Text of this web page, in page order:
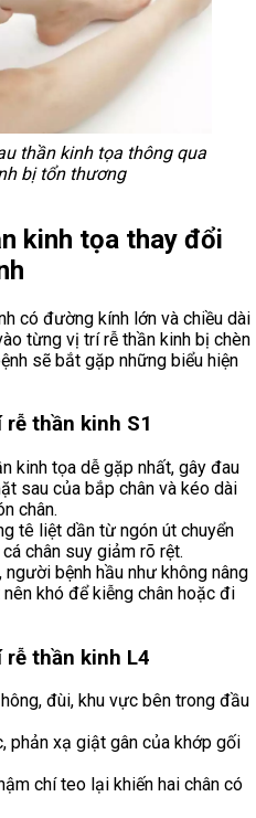
thần kinh tọa thông qua
bị tổn thương
kinh tọa thay đổi
có đường kính lớn và chiều dài
từng vị trí rễ thần kinh bị chèn
sẽ bắt gặp những biểu hiện
thần kinh S1
kinh tọa dễ gặp nhất, gây đau
sau của bắp chân và kéo dài
chân.
tê liệt dần từ ngón út chuyển
chân suy giảm rõ rệt.
người bệnh hầu như không nâng
khó để kiễng chân hoặc đi
thần kinh L4
đùi, khu vực bên trong đầu
phản xạ giật gân của khớp gối
chí teo lại khiến hai chân có